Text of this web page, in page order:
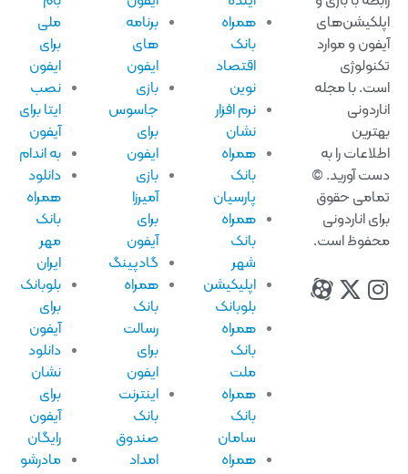
و موارد
با مجله
را به
آورید. ©
حقوق
اناردونی
است.
همراه
اقتصاد
نرم افزار
نشان
همراه
پارسیان
همراه
اپلیکیشن
بلوبانک
همراه
همراه
سامان
همراه
برنامه
ایفون
بازی
جاسوس
ایفون
بازی
آیفون
گادپینگ
همراه
رسالت
ایفون
اینترنت
صندوق
امداد
ایفون
نصب
ایتا برای
آیفون
به اندام
دانلود
همراه
بلوبانک
آیفون
دانلود
نشان
آیفون
رایگان
مادرشو